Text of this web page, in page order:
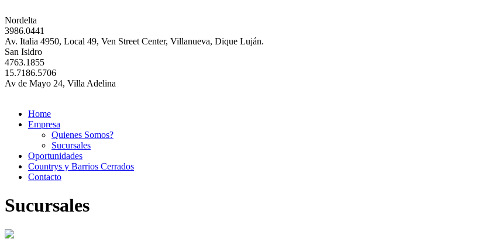
Nordelta
3986.0441
Av. Italia 4950, Local 49, Ven Street Center, Villanueva, Dique Luján.
San Isidro
4763.1855
15.7186.5706
Av de Mayo 24, Villa Adelina
Home
Empresa
Quienes Somos?
Sucursales
Oportunidades
Countrys y Barrios Cerrados
Contacto
Sucursales